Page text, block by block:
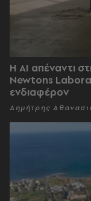
Η AI απέναντι
Newtons
ενδιαφέρον
Δημήτρης